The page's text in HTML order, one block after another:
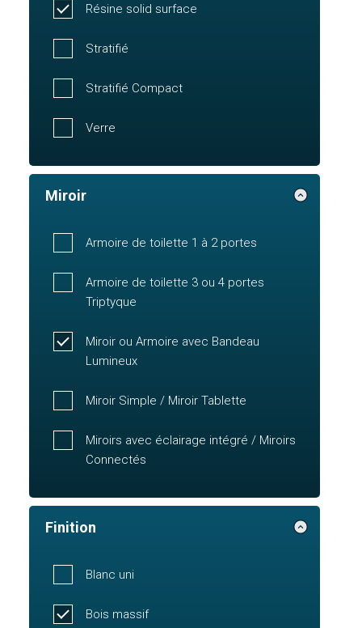
Résine solid surface
Stratifié
Stratifié Compact
Verre
Miroir
Armoire de toilette 1 à 2 portes
Armoire de toilette 3 ou 4 portes
Triptyque
Miroir ou Armoire avec Bandeau
Lumineux
Miroir Simple / Miroir Tablette
Miroirs avec éclairage intégré / Miroirs
Connectés
Finition
Blanc uni
Bois massif